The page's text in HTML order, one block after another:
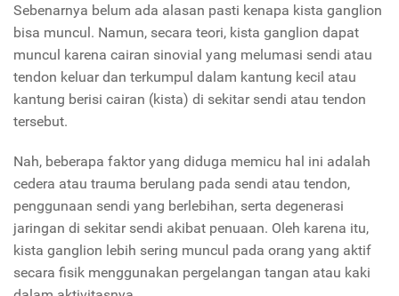
Sebenarnya belum ada alasan pasti kenapa kista ganglion
bisa muncul. Namun, secara teori, kista ganglion dapat
muncul karena cairan sinovial yang melumasi sendi atau
tendon keluar dan terkumpul dalam kantung kecil atau
kantung berisi cairan (kista) di sekitar sendi atau tendon
tersebut.
Nah, beberapa faktor yang diduga memicu hal ini adalah
cedera atau trauma berulang pada sendi atau tendon,
penggunaan sendi yang berlebihan, serta degenerasi
jaringan di sekitar sendi akibat penuaan. Oleh karena itu,
kista ganglion lebih sering muncul pada orang yang aktif
secara fisik menggunakan pergelangan tangan atau kaki